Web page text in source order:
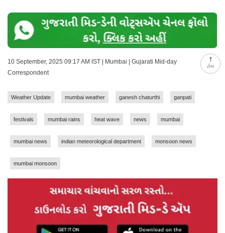
ટોચ
10 September, 2025 09:17 AM IST | Mumbai | Gujarati Mid-day
Correspondent
Weather Update mumbai weather ganesh chaturthi ganpati
festivals mumbai rains heat wave news mumbai
mumbai news indian meteorological department monsoon news
mumbai monsoon